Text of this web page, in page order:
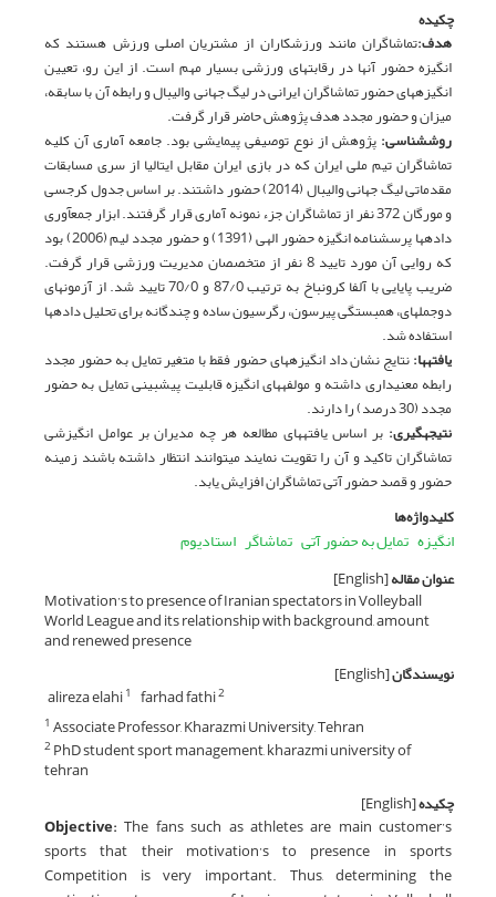
چکیده
هدف:تماشاگران مانند ورزشکاران از مشتریان اصلی ورزش هستند که
انگیزه حضور آنها در رقابت­های ورزشی بسیار مهم است. از این رو، تعیین
انگیزه­های حضور تماشاگران ایرانی در لیگ جهانی والیبال و رابطه آن با سابقه،
میزان و حضور مجدد هدف پژوهش حاضر قرار گرفت.
روش­شناسی: پژوهش از نوع توصیفی پیمایشی بود. جامعه آماری آن کلیه
تماشاگران تیم ملی ایران که در بازی ایران مقابل ایتالیا از سری مسابقات
مقدماتی لیگ جهانی والیبال (2014) حضور داشتند. بر اساس جدول کرجسی
و مورگان 372 نفر از تماشاگران جزء نمونه آماری قرار گرفتند. ابزار جمع­آوری
داده­ها پرسشنامه انگیزه حضور الهی (1391) و حضور مجدد لیم (2006) بود
که روایی آن مورد تایید 8 نفر از متخصصان مدیریت ورزشی قرار گرفت.
ضریب پایایی با آلفا کرونباخ به ترتیب 87/0 و 70/0 تایید شد. از آزمون­های
دوجمله­ای، همبستگی پیرسون، رگرسیون ساده و چندگانه برای تحلیل داده­ها
استفاده شد.
یافته­ها:نتایج نشان داد انگیزه­های حضور فقط با متغیر تمایل به حضور مجدد
رابطه معنی­داری داشته و مولفه­های انگیزه قابلیت پیش­بینی تمایل به حضور
مجدد (30 درصد) را دارند.
نتیجه­گیری: بر اساس یافته­های مطالعه هر چه مدیران بر عوامل انگیزشی
تماشاگران تاکید و آن را تقویت نمایند می­توانند انتظار داشته باشند زمینه
حضور و قصد حضور آتی تماشاگران افزایش یابد.
کلیدواژه‌ها
انگیزه تمایل به حضور آتی تماشاگر استادیوم
عنوان مقاله[English]
Motivation’s to presence of Iranian spectators in Volleyball
World League and its relationship with background, amount
and renewed presence
نویسندگان[English]
alireza elahi1 farhad fathi2
1 Associate Professor, Kharazmi University, Tehran
2PhD student sport management, kharazmi university of
tehran
چکیده[English]
Objective: The fans such as athletes are main customer’s
sports that their motivation’s to presence in sports
Competition is very important. Thus, determining the